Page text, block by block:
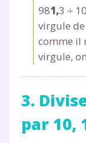
981,3 ÷
virgule de
comme il
virgule,
3.
par 10,